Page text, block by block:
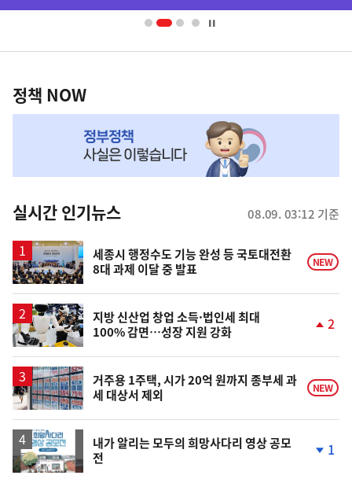
영
책
NOW,
뉴
스
정책 NOW
실시간 인기뉴스 08.09. 03:12 기준
세종시 행정수도 기능 완성 등 국토대전환
8대 과제 이달 중 발표
NEW
지방 신산업 창업 소득·법인세 최대
100% 감면…성장 지원 강화
상
승
2
거주용 1주택, 시가 20억 원까지 종부세 과
세 대상서 제외
NEW
내가 알리는 모두의 희망사다리 영상 공모
전
1